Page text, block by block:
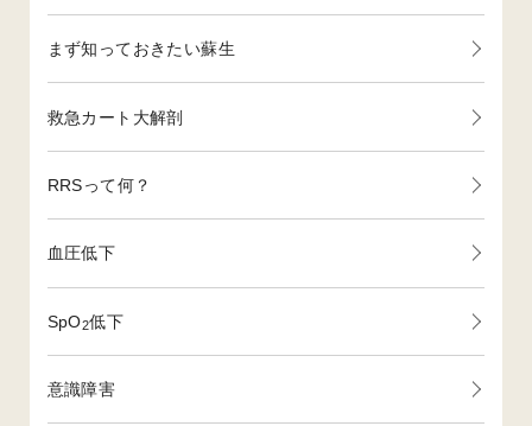
まず知っておきたい蘇生
救急カート大解剖
RRSって何？
血圧低下
SpO2低下
意識障害